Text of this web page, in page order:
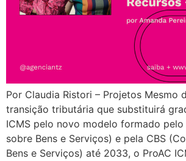
Por Claudia Ristori – Projetos Mesmo
transição tributária que substituirá
ICMS pelo novo modelo formado pelo
sobre Bens e Serviços) e pela CBS
Bens e Serviços) até 2033, o ProAC